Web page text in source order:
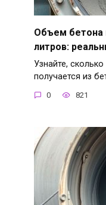
Объем бетона
литров:
Узнайте,
получается из
0 821